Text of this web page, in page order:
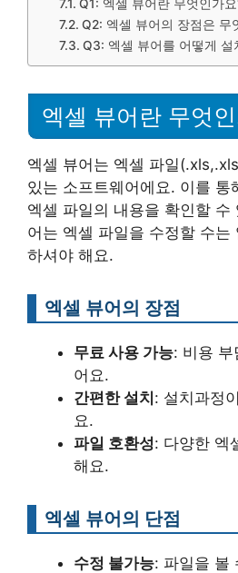
Q1: 엑셀 뷰어란 무엇인가
Q2: 엑셀 뷰어의 장점은 무
Q3: 엑셀 뷰어를 어떻게 설
엑셀 뷰어란 무엇
엑셀 뷰어는 엑셀 파일
있는 소프트웨어에요. 이를 통
엑셀 파일의 내용을 확인할 수
어는 엑셀 파일을 수정할 수는
하셔야 해요.
엑셀 뷰어의 장점
무료 사용 가능: 비용 부
어요.
간편한 설치: 설치과정
요.
파일 호환성: 다양한 엑
해요.
엑셀 뷰어의 단점
수정 불가능: 파일을 볼